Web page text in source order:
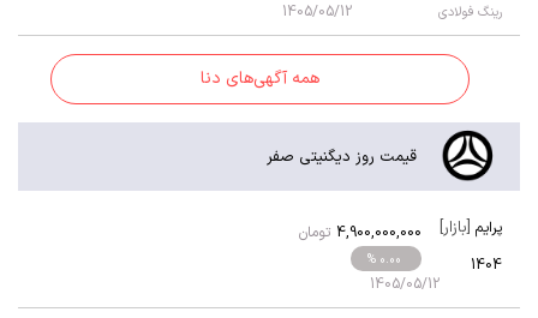
رینگ فولادی 1405/05/12
همه آگهی‌های دنا
قیمت روز دیگنیتی صفر
پرایم [بازار]
1404
1405/05/12
% 0.00
تومان 4,900,000,000